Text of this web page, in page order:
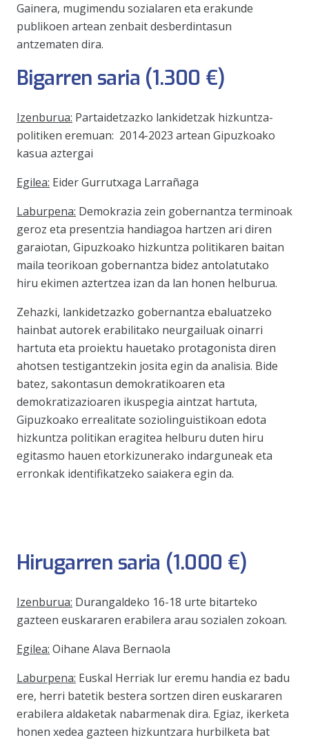
Gainera, mugimendu sozialaren eta erakunde
publikoen artean zenbait desberdintasun
antzematen dira.
Bigarren saria (1.300 €)
Izenburua: Partaidetzazko lankidetzak hizkuntza-
politiken eremuan: 2014-2023 artean Gipuzkoako
kasua aztergai
Egilea: Eider Gurrutxaga Larrañaga
Laburpena: Demokrazia zein gobernantza terminoak
geroz eta presentzia handiagoa hartzen ari diren
garaiotan, Gipuzkoako hizkuntza politikaren baitan
maila teorikoan gobernantza bidez antolatutako
hiru ekimen aztertzea izan da lan honen helburua.
Zehazki, lankidetzazko gobernantza ebaluatzeko
hainbat autorek erabilitako neurgailuak oinarri
hartuta eta proiektu hauetako protagonista diren
ahotsen testigantzekin josita egin da analisia. Bide
batez, sakontasun demokratikoaren eta
demokratizazioaren ikuspegia aintzat hartuta,
Gipuzkoako errealitate soziolinguistikoan edota
hizkuntza politikan eragitea helburu duten hiru
egitasmo hauen etorkizunerako indarguneak eta
erronkak identifikatzeko saiakera egin da.
Hirugarren saria (1.000 €)
Izenburua: Durangaldeko 16-18 urte bitarteko
gazteen euskararen erabilera arau sozialen zokoan.
Egilea: Oihane Alava Bernaola
Laburpena: Euskal Herriak lur eremu handia ez badu
ere, herri batetik bestera sortzen diren euskararen
erabilera aldaketak nabarmenak dira. Egiaz, ikerketa
honen xedea gazteen hizkuntzara hurbilketa bat